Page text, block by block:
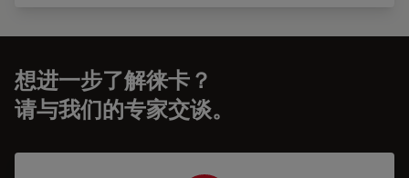
想进一步了解徕卡？
请与我们的专家交谈。